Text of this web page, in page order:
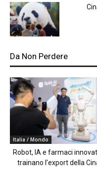
Da Non Perdere
Italia / Mondo
Robot, IA e farmaci
trainano l’export della